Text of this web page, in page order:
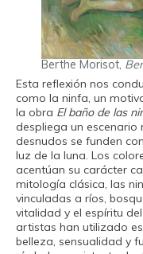
Berthe Morisot,
Esta reflexión nos
como la ninfa, un
la obra El baño de las
despliega un
desnudos se funden
luz de la luna. Los
acentúan su carácter
mitología clásica, las
vinculadas a ríos,
vitalidad y el espíritu
artistas han utilizado
belleza, sensualidad y